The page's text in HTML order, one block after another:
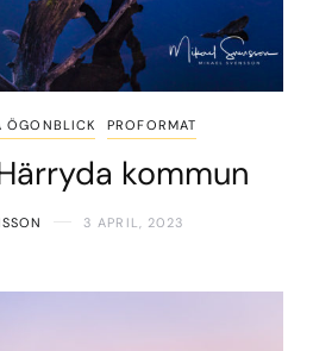
ÖGONBLICK PROFORMAT
kommun
3 APRIL, 2023